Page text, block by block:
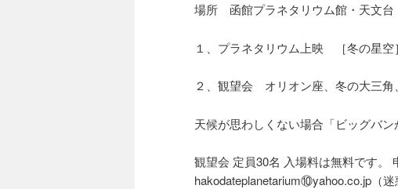
場所 函館プラネタリウム館・天文台
１、プラネタリウム上映 ［冬の星空］
２、観望会 オリオン座、冬の大三角
天候が思わしくない場合「ビッグバン
観望会 定員30名 入場料は無料です。
hakodateplanetarium⑩yahoo.co.jp（